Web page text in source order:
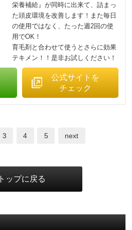
栄養補給』が同時に出来て、詰まっ
た頭皮環境を改善します！また毎日
の使用ではなく、たった週2回の使
用でOK！
育毛剤と合わせて使うとさらに効果
テキメン！！是非お試しください！
公式サイトを
チェック
3 4 5 next
トップに戻る